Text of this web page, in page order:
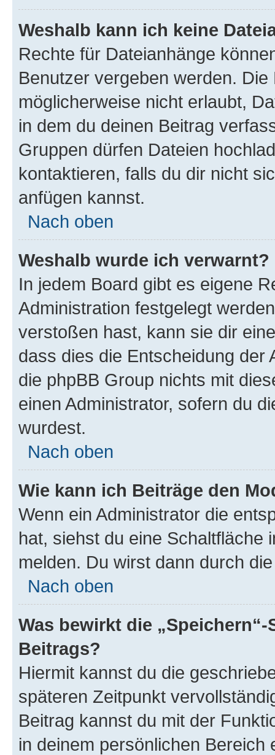
Weshalb kann ich keine
Rechte für Dateianhänge
Benutzer vergeben werden.
möglicherweise nicht erlaubt,
in dem du deinen Beitrag
Gruppen dürfen Dateien
kontaktieren, falls du dir nicht
anfügen kannst.
Nach oben
Weshalb wurde ich verwarnt?
In jedem Board gibt es eigene
Administration festgelegt
verstoßen hast, kann sie dir
dass dies die Entscheidung der
die phpBB Group nichts mit
einen Administrator, sofern du
wurdest.
Nach oben
Wie kann ich Beiträge den
Wenn ein Administrator die
hat, siehst du eine Schaltfläche
melden. Du wirst dann durch
Nach oben
Was bewirkt die
Beitrags?
Hiermit kannst du die
späteren Zeitpunkt
Beitrag kannst du mit der
in deinem persönlichen Bereich